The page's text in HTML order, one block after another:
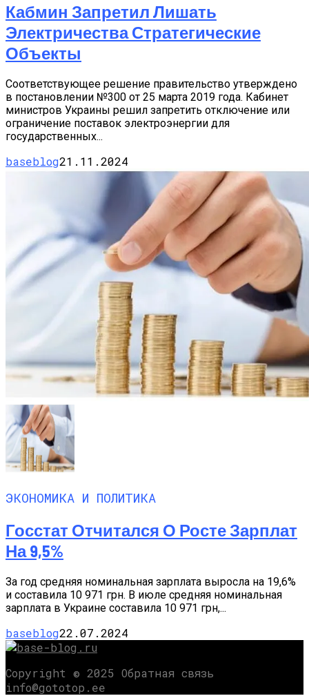
Кабмин Запретил Лишать
Электричества Стратегические
Объекты
Соответствующее решение правительство утверждено
в постановлении №300 от 25 марта 2019 года. Кабинет
министров Украины решил запретить отключение или
ограничение поставок электроэнергии для
государственных...
baseblog21.11.2024
ЭКОНОМИКА И ПОЛИТИКА
Госстат Отчитался О Росте Зарплат
На 9,5%
За год средняя номинальная зарплата выросла на 19,6%
и составила 10 971 грн. В июле средняя номинальная
зарплата в Украине составила 10 971 грн,...
baseblog22.07.2024
Copyright © 2025 Обратная связь
info@gototop.ee